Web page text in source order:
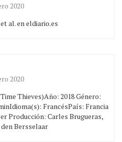
2020
al. en eldiario.es
2020
Thieves)Año: 2018 Género:
FrancésPaís: Francia
Producción: Carles Brugueras,
Bersselaar